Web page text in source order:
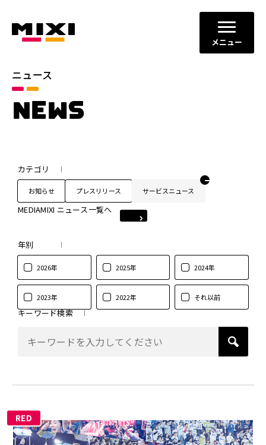
メニュー
ニュース
NEWS
カテゴリ
お知らせ プレスリリース サービスニュース
MEDIAMIXI ニュース一覧へ
年別
2026年 2025年 2024年
2023年 2022年 それ以前
キーワード検索
RED